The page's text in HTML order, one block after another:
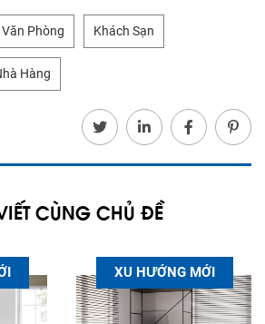
Văn Phòng Khách Sạn
Hàng
CÙNG CHỦ ĐỀ
XU HƯỚNG MỚI